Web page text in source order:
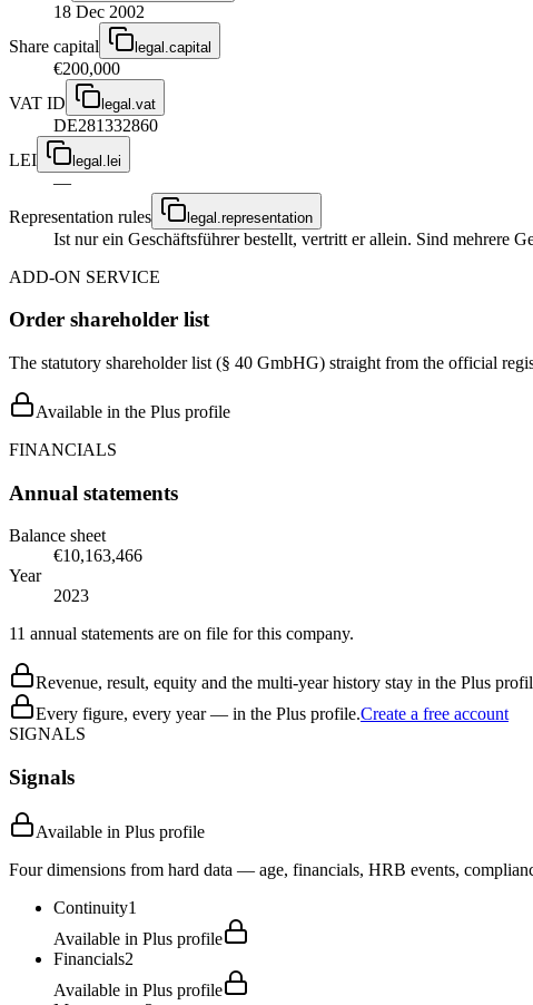
18 Dec 2002
Share capital
legal.capital
€200,000
VAT ID
legal.vat
DE281332860
LEI
legal.lei
—
Representation rules
legal.representation
Ist nur ein Geschäftsführer bestellt, vertritt er allein. Sind mehrere
ADD-ON SERVICE
Order shareholder list
The statutory shareholder list (§ 40 GmbHG) straight from the official
Available in the Plus profile
FINANCIALS
Annual statements
Balance sheet
€10,163,466
Year
2023
11 annual statements are on file for this company.
Revenue, result, equity and the multi-year history stay in the Plus
Every figure, every year — in the Plus profile.Create a free account
SIGNALS
Signals
Available in Plus profile
Four dimensions from hard data — age, financials, HRB events,
Continuity1
Available in Plus profile
Financials2
Available in Plus profile